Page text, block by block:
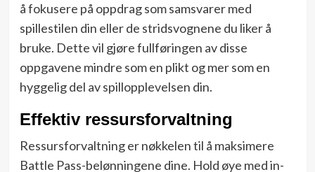
å fokusere på oppdrag som samsvarer med
spillestilen din eller de stridsvognene du liker å
bruke. Dette vil gjøre fullføringen av disse
oppgavene mindre som en plikt og mer som en
hyggelig del av spillopplevelsen din.
Effektiv ressursforvaltning
Ressursforvaltning er nøkkelen til å maksimere
Battle Pass-belønningene dine. Hold øye med in-